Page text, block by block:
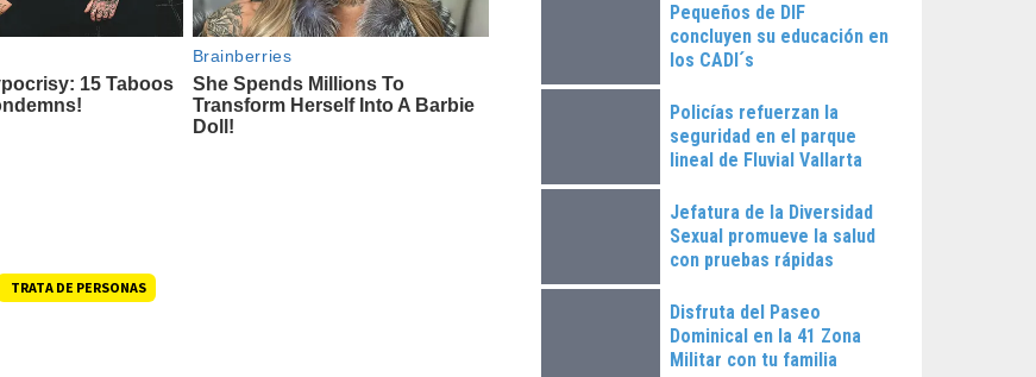
TRATA DE PERSONAS
Pequeños de DIF
concluyen su educación en
los CADI´s
Policías refuerzan la
seguridad en el parque
lineal de Fluvial Vallarta
Jefatura de la Diversidad
Sexual promueve la salud
con pruebas rápidas
Disfruta del Paseo
Dominical en la 41 Zona
Militar con tu familia